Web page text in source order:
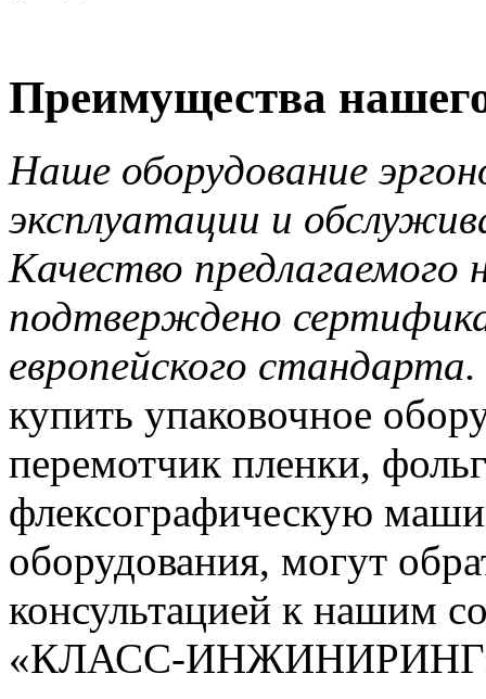
Преимущества
Наше оборудование
эксплуатации и
Качество предлагаемого
подтверждено
европейского стандарта.
купить упаковочное
перемотчик пленки,
флексографическую
оборудования, могут
консультацией к нашим
«КЛАСС-ИНЖИНИРИНГ»